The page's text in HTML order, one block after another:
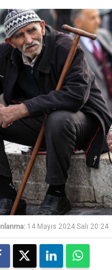
14 Mayıs 2024 Salı 20:24